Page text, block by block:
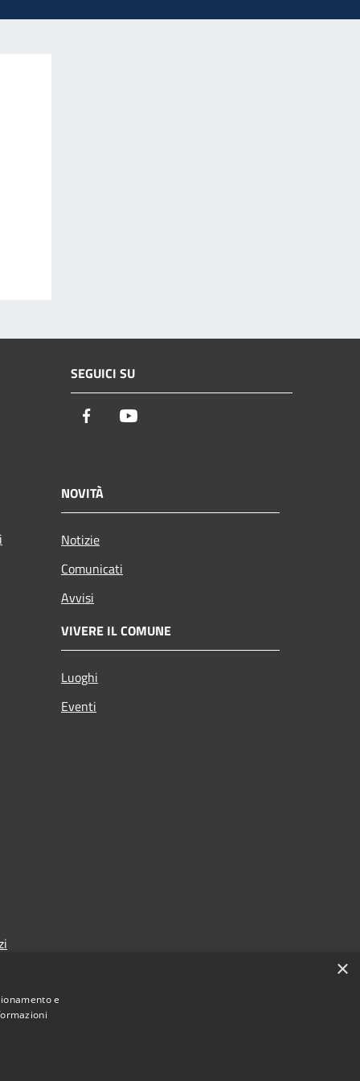
SEGUICI SU
Facebook
NOVITÀ
Notizie
Comunicati
Avvisi
VIVERE IL COMUNE
Luoghi
Eventi
×
e